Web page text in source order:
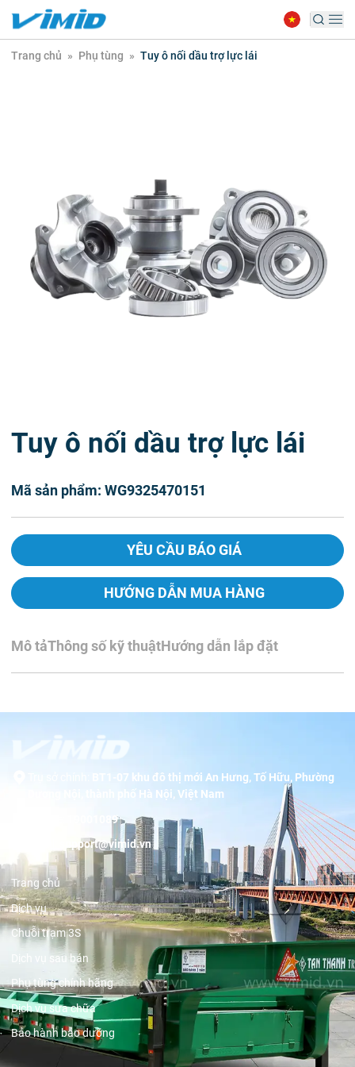
Trang chủ » Phụ tùng » Tuy ô nối dầu trợ lực lái
Tuy ô nối dầu trợ lực lái
Mã sản phẩm: WG9325470151
YÊU CẦU BÁO GIÁ
HƯỚNG DẪN MUA HÀNG
Mô tảThông số kỹ thuậtHướng dẫn lắp đặt
BT1-07 khu đô thị mới An Hưng, Tố Hữu, Phường
Dương Nội, thành phố Hà Nội, Việt Nam
19001089
support@vimid.vn
Trang chủ
Dịch vụ
Chuỗi trạm 3S
Dịch vụ sau bán
Phụ tùng chính hãng
Dịch vụ sửa chữa
Bảo hành bảo dưỡng